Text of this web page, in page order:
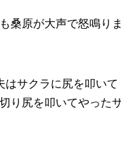
桑原が大声で怒鳴り
サクラに尻を叩いて
り尻を叩いてやった